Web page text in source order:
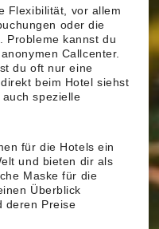
Flexibilität, vor allem
oder die
Probleme kannst du
Callcenter.
du oft nur eine
beim Hotel siehst
spezielle
für die Hotels ein
und bieten dir als
Maske für die
Überblick
deren Preise